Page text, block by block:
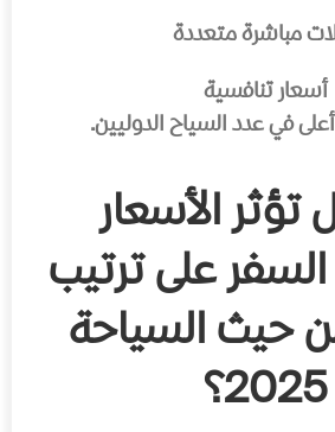
مباشرة متعددة
أسعار تنافسية
في عدد السياح الدوليين.
تؤثر الأسعار
على ترتيب
حيث السياحة
2025؟